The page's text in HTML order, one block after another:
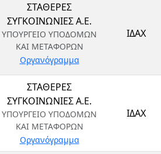
ΣΤΑΘΕΡΕΣ
ΣΥΓΚΟΙΝΩΝΙΕΣ Α.Ε.
ΥΠΟΥΡΓΕΙΟ ΥΠΟΔΟΜΩΝ
ΚΑΙ ΜΕΤΑΦΟΡΩΝ
Οργανόγραμμα
ΙΔΑΧ
ΣΤΑΘΕΡΕΣ
ΣΥΓΚΟΙΝΩΝΙΕΣ Α.Ε.
ΥΠΟΥΡΓΕΙΟ ΥΠΟΔΟΜΩΝ
ΚΑΙ ΜΕΤΑΦΟΡΩΝ
Οργανόγραμμα
ΙΔΑΧ